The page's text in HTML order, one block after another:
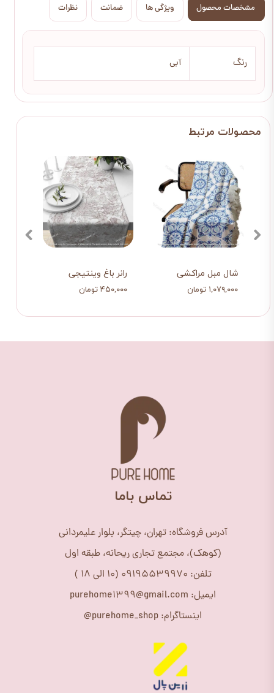
مشخصات محصول ویژگی ها ضمانت نظرات
رنگ آبی
رانر باغ وینتیجی
۴۵۰,۰۰۰ تومان
شال مبل مراکشی
۱,۰۷۹,۰۰۰ تومان
​تماس باما
آدرس فروشگاه: تهران، چیتگر، بلوار علیمردانی
(کوهک)، مجتمع تجاری ریحانه، طبقه اول
تلفن: 09195539970 (10 الی 18 )
ایمیل: purehome1399@gmail.com
اینستاگرام: purehome_shop@